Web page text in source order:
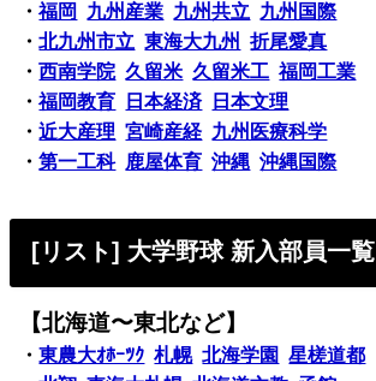
・福岡 九州産業 九州共立 九州国際
・北九州市立 東海大九州
折尾愛真
・西南学院 久留米 久留米工 福岡工業
・福岡教育 日本経済
日本文理
・近大産理 宮崎産経 九州医療科学
・第一工科 鹿屋体育 沖縄 沖縄国際
[リスト] 大学野球 新入部員一覧
【北海道〜東北など】
・東農大ｵﾎｰﾂｸ 札幌 北海学園
星槎道都